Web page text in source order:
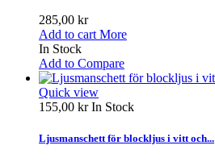
285,00 kr
Add to cart More
In Stock
Add to Compare
Quick view
155,00 krIn Stock
Ljusmanschett för blockljus i vitt och...